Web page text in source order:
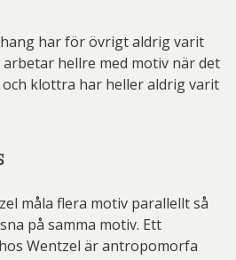
har för övrigt aldrig varit
hellre med motiv när det
och klottra har heller aldrig varit
måla flera motiv parallellt så
på samma motiv. Ett
Wentzel är antropomorfa